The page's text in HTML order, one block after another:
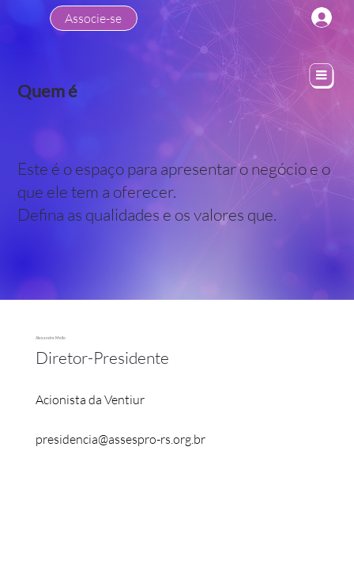
Associe-se
Quem é
Este é o espaço para apresentar o negócio e o
que ele tem a oferecer.
Defina as qualidades e os valores que.
Alexandre Mello
Diretor-Presidente
Acionista da Ventiur
presidencia@assespro-rs.org.br